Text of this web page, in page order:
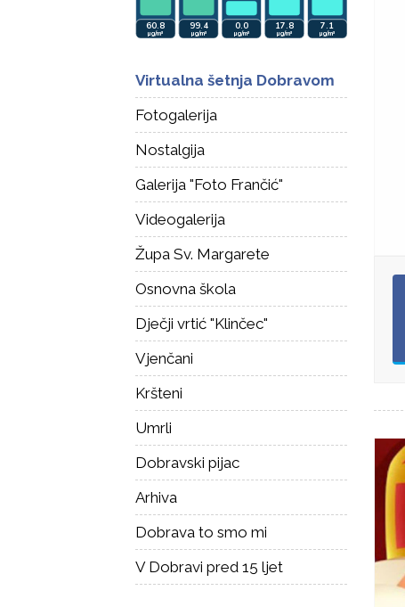
Virtualna šetnja Dobravom
Fotogalerija
Nostalgija
Galerija "Foto Frančić"
Videogalerija
Župa Sv. Margarete
Osnovna škola
Dječji vrtić "Klinčec"
Vjenčani
Kršteni
Umrli
Dobravski pijac
Arhiva
Dobrava to smo mi
V Dobravi pred 15 ljet